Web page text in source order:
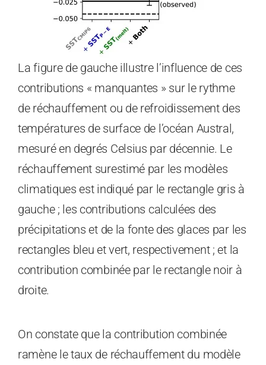
La figure de gauche illustre l’influence de ces
contributions « manquantes » sur le rythme
de réchauffement ou de refroidissement des
températures de surface de l’océan Austral,
mesuré en degrés Celsius par décennie. Le
réchauffement surestimé par les modèles
climatiques est indiqué par le rectangle gris à
gauche ; les contributions calculées des
précipitations et de la fonte des glaces par les
rectangles bleu et vert, respectivement ; et la
contribution combinée par le rectangle noir à
droite.
On constate que la contribution combinée
ramène le taux de réchauffement du modèle